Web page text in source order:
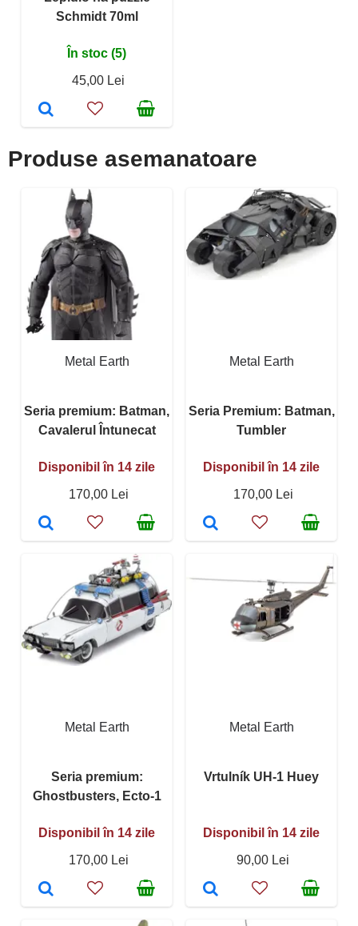
Schmidt 70ml
În stoc (5)
45,00 Lei
Produse asemanatoare
Metal Earth
Seria premium: Batman,
Cavalerul Întunecat
Disponibil în 14 zile
170,00 Lei
Metal Earth
Seria Premium: Batman,
Tumbler
Disponibil în 14 zile
170,00 Lei
Metal Earth
Seria premium:
Ghostbusters, Ecto-1
Disponibil în 14 zile
170,00 Lei
Metal Earth
Vrtulník UH-1 Huey
Disponibil în 14 zile
90,00 Lei